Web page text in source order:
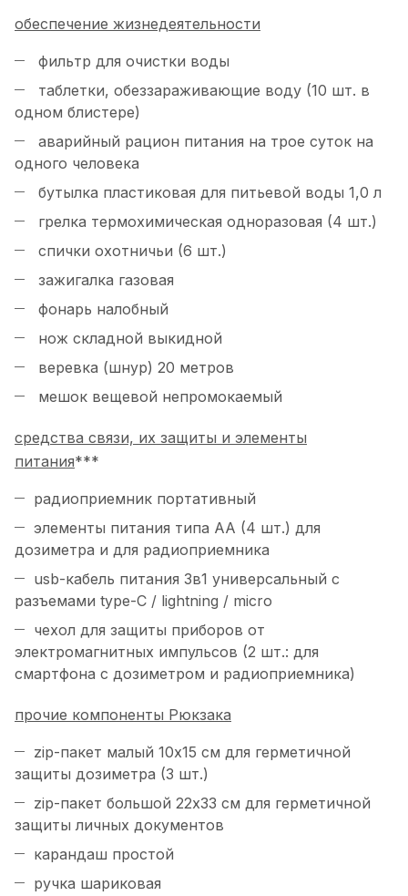
обеспечение жизнедеятельности
фильтр для очистки воды
таблетки, обеззараживающие воду (10 шт. в
одном блистере)
аварийный рацион питания на трое суток на
одного человека
бутылка пластиковая для питьевой воды 1,0 л
грелка термохимическая одноразовая (4 шт.)
спички охотничьи (6 шт.)
зажигалка газовая
фонарь налобный
нож складной выкидной
веревка (шнур) 20 метров
мешок вещевой непромокаемый
средства связи, их защиты и элементы
питания***
радиоприемник портативный
элементы питания типа АА (4 шт.) для
дозиметра и для радиоприемника
usb-кабель питания 3в1 универсальный с
разъемами type-C / lightning / micro
чехол для защиты приборов от
электромагнитных импульсов (2 шт.: для
смартфона с дозиметром и радиоприемника)
прочие компоненты Рюкзака
zip-пакет малый 10х15 см для герметичной
защиты дозиметра (3 шт.)
zip-пакет большой 22х33 см для герметичной
защиты личных документов
карандаш простой
ручка шариковая